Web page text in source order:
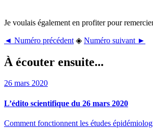
Je voulais également en profiter pour
◄ Numéro précédent ◈ Numéro suivant ►
À écouter ensuite...
26 mars 2020
L’édito scientifique du 26 mars 2020
Comment fonctionnent les études